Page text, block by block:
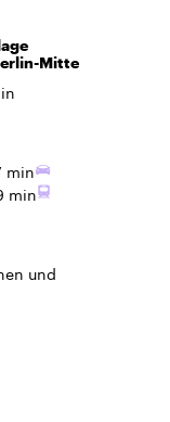
Mitte
min
min
und